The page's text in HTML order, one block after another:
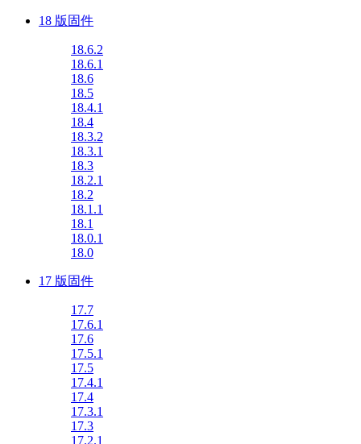
18 版固件
18.6.2
18.6.1
18.6
18.5
18.4.1
18.4
18.3.2
18.3.1
18.3
18.2.1
18.2
18.1.1
18.1
18.0.1
18.0
17 版固件
17.7
17.6.1
17.6
17.5.1
17.5
17.4.1
17.4
17.3.1
17.3
17.2.1